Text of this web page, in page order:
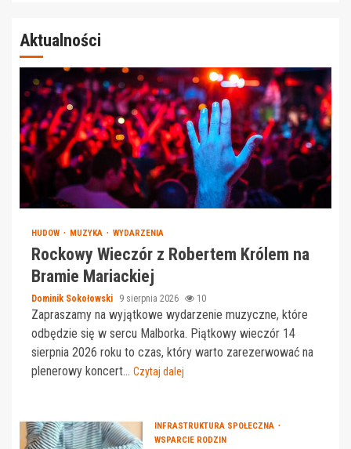
Aktualności
HUDOW MUZYKA WYDARZENIA
Rockowy Wieczór z Robertem Królem na
Bramie Mariackiej
Dominik Sokołowski 9 sierpnia 2026 10
Zapraszamy na wyjątkowe wydarzenie muzyczne, które
odbędzie się w sercu Malborka. Piątkowy wieczór 14
sierpnia 2026 roku to czas, który warto zarezerwować na
plenerowy koncert... Czytaj dalej
INFRASTRUKTURA SPOŁECZNA
WSPARCIE RODZIN